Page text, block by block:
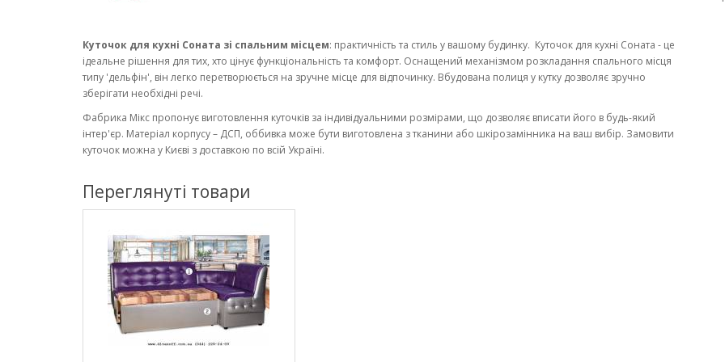
Куточок для кухні Соната зі спальним місцем: практичність та стиль у вашому будинку. Куточок для кухні Соната - це
ідеальне рішення для тих, хто цінує функціональність та комфорт. Оснащений механізмом розкладання спального місця
типу 'дельфін', він легко перетворюється на зручне місце для відпочинку. Вбудована полиця у кутку дозволяє зручно
зберігати необхідні речі.
Фабрика Мікс пропонує виготовлення куточків за індивідуальними розмірами, що дозволяє вписати його в будь-який
інтер'єр. Матеріал корпусу – ДСП, оббивка може бути виготовлена з тканини або шкірозамінника на ваш вибір. Замовити
куточок можна у Києві з доставкою по всій Україні.
Переглянуті товари